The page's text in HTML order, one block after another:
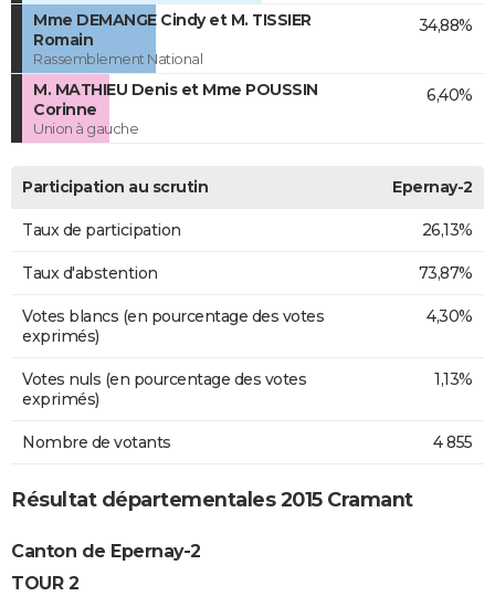
Mme DEMANGE Cindy et M. TISSIER
Romain
Rassemblement National
34,88%
M. MATHIEU Denis et Mme POUSSIN
Corinne
Union à gauche
6,40%
Participation au scrutin Epernay-2
Taux de participation 26,13%
Taux d'abstention 73,87%
Votes blancs (en pourcentage des votes
exprimés)
4,30%
Votes nuls (en pourcentage des votes
exprimés)
1,13%
Nombre de votants 4 855
Résultat départementales 2015 Cramant
Canton de Epernay-2
TOUR 2